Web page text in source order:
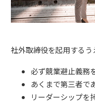
社外取締役を起用するう
必ず競業避止義務
あくまで第三者で
リーダーシップを